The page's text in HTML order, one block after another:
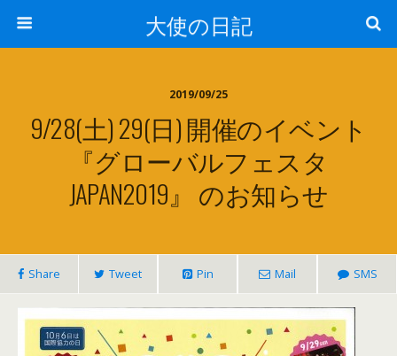
大使の日記
2019/09/25
9/28(土) 29(日) 開催のイベント
『グローバルフェスタ
JAPAN2019』 のお知らせ
Share Tweet Pin Mail SMS